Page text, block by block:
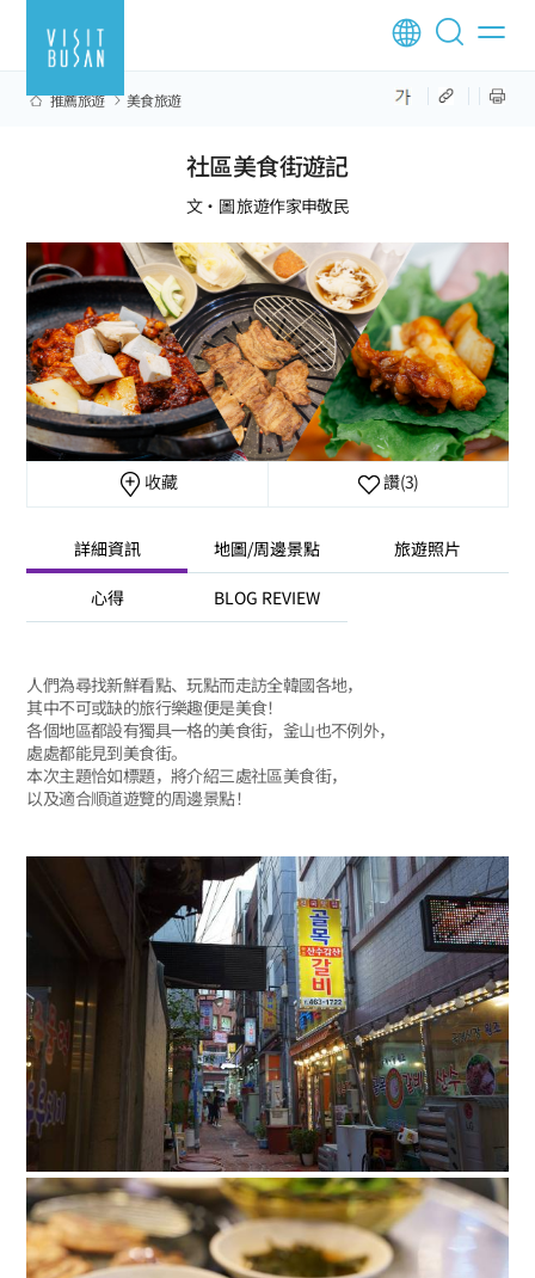
推薦旅遊 美食旅遊
社區美食街遊記
文‧圖 旅遊作家申敬民
收藏 讚(3)
詳細資訊 地圖/周邊景點 旅遊照片
心得 BLOG REVIEW
人們為尋找新鮮看點、玩點而走訪全韓國各地，
其中不可或缺的旅行樂趣便是美食！
各個地區都設有獨具一格的美食街，釜山也不例外，
處處都能見到美食街。
本次主題恰如標題，將介紹三處社區美食街，
以及適合順道遊覽的周邊景點！